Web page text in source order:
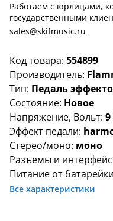
Код товара: 554899
Производитель:
Тип: Педаль
Состояние: Новое
Напряжение, Вольт: 9
Эффект педали:
Стерео/моно: моно
Разъемы и
Питание от
Все характеристики
Работаем с юрлицами,
государственными
sales@skifmusic.ru